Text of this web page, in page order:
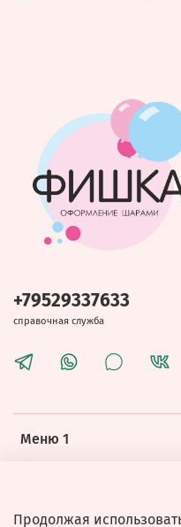
Меню 1
+79529337633
справочная служба
Продолжая